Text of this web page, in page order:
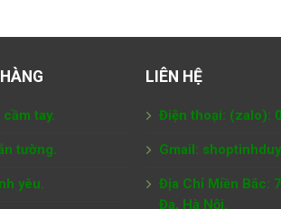
tay.
tường.
yêu.
LIÊN HỆ
Điện thoại: (zalo):
Gmail:
Địa Chỉ Miền Bắc:
Đa, Hà Nội.